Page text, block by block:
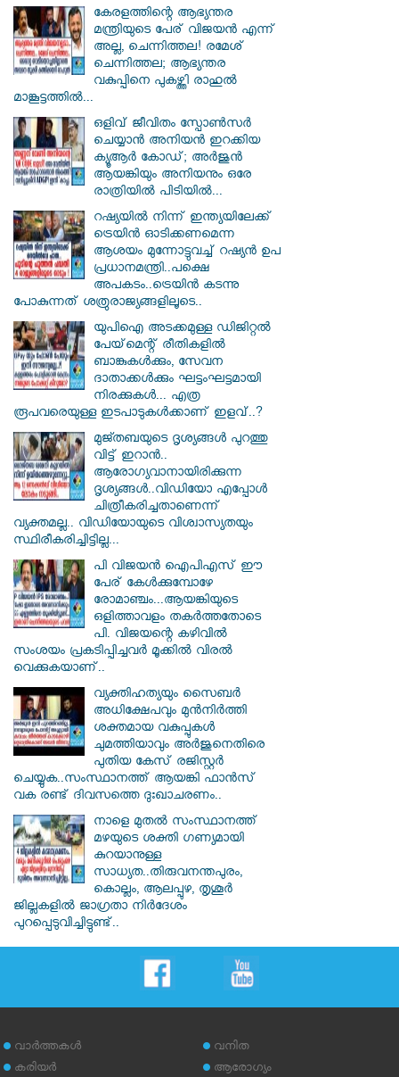
കേരളത്തിന്റെ ആഭ്യന്തര
മന്ത്രിയുടെ പേര് വിജയൻ എന്ന്
അല്ല, ചെന്നിത്തല! രമേശ്
ചെന്നിത്തല; ആഭ്യന്തര
വകുപ്പിനെ പുകഴ്ത്തി രാഹുൽ
മാങ്കൂട്ടത്തിൽ...
ഒളിവ് ജീവിതം സ്പോൺസർ
ചെയ്യാൻ അനിയൻ ഇറക്കിയ
ക്യൂആർ കോഡ്; അർജുൻ
ആയങ്കിയും അനിയനും ഒരേ
രാത്രിയിൽ പിടിയിൽ...
റഷ്യയിൽ നിന്ന് ഇന്ത്യയിലേക്ക്
ട്രെയിൻ ഓടിക്കണമെന്ന
ആശയം മുന്നോട്ടുവച്ച് റഷ്യൻ ഉപ
പ്രധാനമന്ത്രി..പക്ഷെ
അപകടം..ട്രെയിൻ കടന്നു
പോകുന്നത് ശത്രുരാജ്യങ്ങളിലൂടെ..
യുപിഐ അടക്കമുള്ള ഡിജിറ്റല്‍
പേയ്‌മെന്റ് രീതികളില്‍
ബാങ്കുകള്‍ക്കും, സേവന
ദാതാക്കള്‍ക്കും ഘട്ടംഘട്ടമായി
നിരക്കുകള്‍... എത്ര
രൂപവരെയുള്ള ഇടപാടുകള്‍ക്കാണ് ഇളവ്..?
മുജ്തബയുടെ ദൃശ്യങ്ങൾ പുറത്തു
വിട്ട് ഇറാൻ..
ആരോഗ്യവാനായിരിക്കുന്ന
ദൃശ്യങ്ങൾ..വിഡിയോ എപ്പോൾ
ചിത്രീകരിച്ചതാണെന്ന്
വ്യക്തമല്ല.. വിഡിയോയുടെ വിശ്വാസ്യതയും
സ്ഥിരീകരിച്ചിട്ടില്ല...
പി വിജയന്‍ ഐപിഎസ് ഈ
പേര് കേൾക്കുമ്പോഴേ
രോമാഞ്ചം...ആയങ്കിയുടെ
ഒളിത്താവളം തകര്‍ത്തതോടെ
പി. വിജയന്റെ കഴിവില്‍
സംശയം പ്രകടിപ്പിച്ചവര്‍ മൂക്കില്‍ വിരല്‍
വെക്കുകയാണ്..
വ്യക്തിഹത്യയും സൈബര്‍
അധിക്ഷേപവും മുന്‍നിര്‍ത്തി
ശക്തമായ വകുപ്പുകള്‍
ചുമത്തിയാവും അർജുനെതിരെ
പുതിയ കേസ് രജിസ്റ്റര്‍
ചെയ്യുക..സംസ്ഥാനത്ത് ആയങ്കി ഫാൻസ്
വക രണ്ട് ദിവസത്തെ ദുഃഖാചരണം..
നാളെ മുതൽ സംസ്ഥാനത്ത്
മഴയുടെ ശക്തി ഗണ്യമായി
കുറയാനുള്ള
സാധ്യത..തിരുവനന്തപുരം,
കൊല്ലം, ആലപ്പുഴ, തൃശൂർ
ജില്ലകളിൽ ജാഗ്രതാ നിർദേശം
പുറപ്പെടുവിച്ചിട്ടുണ്ട്..
വാര്‍ത്തകള്‍
കരിയര്‍
വനിത
ആരോഗ്യം